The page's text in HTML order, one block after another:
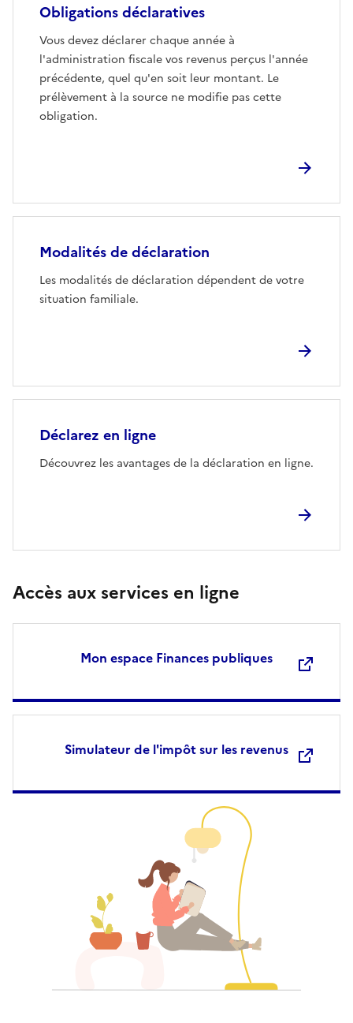
Obligations déclaratives
Vous devez déclarer chaque année à
l'administration fiscale vos revenus perçus l'année
précédente, quel qu'en soit leur montant. Le
prélèvement à la source ne modifie pas cette
obligation.
Modalités de déclaration
Les modalités de déclaration dépendent de votre
situation familiale.
Déclarez en ligne
Découvrez les avantages de la déclaration en ligne.
Accès aux services en ligne
Mon espace Finances publiques
Simulateur de l'impôt sur les revenus